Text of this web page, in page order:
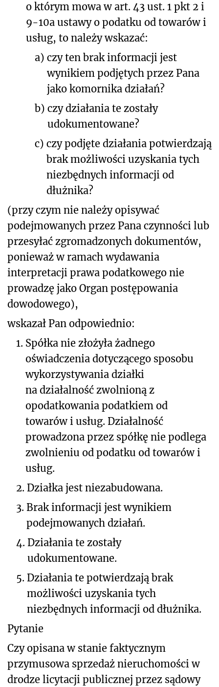
o którym mowa w art. 43 ust. 1 pkt 2 i
9-10a ustawy o podatku od towarów i
usług, to należy wskazać:
a) czy ten brak informacji jest
wynikiem podjętych przez Pana
jako komornika działań?
b) czy działania te zostały
udokumentowane?
c) czy podjęte działania potwierdzają
brak możliwości uzyskania tych
niezbędnych informacji od
dłużnika?
(przy czym nie należy opisywać
podejmowanych przez Pana czynności lub
przesyłać zgromadzonych dokumentów,
ponieważ w ramach wydawania
interpretacji prawa podatkowego nie
prowadzę jako Organ postępowania
dowodowego),
wskazał Pan odpowiednio:
1. Spółka nie złożyła żadnego
oświadczenia dotyczącego sposobu
wykorzystywania działki
na działalność zwolnioną z
opodatkowania podatkiem od
towarów i usług. Działalność
prowadzona przez spółkę nie podlega
zwolnieniu od podatku od towarów i
usług.
2. Działka jest niezabudowana.
3. Brak informacji jest wynikiem
podejmowanych działań.
4. Działania te zostały
udokumentowane.
5. Działania te potwierdzają brak
możliwości uzyskania tych
niezbędnych informacji od dłużnika.
Pytanie
Czy opisana w stanie faktycznym
przymusowa sprzedaż nieruchomości w
drodze licytacji publicznej przez sądowy